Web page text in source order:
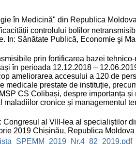
în Medicină" din Republica
controlului bolilor
In: Sănătate Publică, Economie şi
prin fortificarea bazei
în perioada 12.12.2018 –
ameliorarea accesului a 120 de
medicale prestate de instituție,
CS Colibași, despre importanța și
cronice și managementul
al VIII-lea al specialiștilor
2019 Chișinău, Republica Moldova